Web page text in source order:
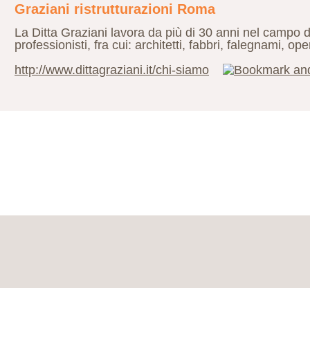
Graziani ristrutturazioni Roma
La Ditta Graziani lavora da più di 30 anni nel campo
professionisti, fra cui: architetti, fabbri, falegnami,
http://www.dittagraziani.it/chi-siamo